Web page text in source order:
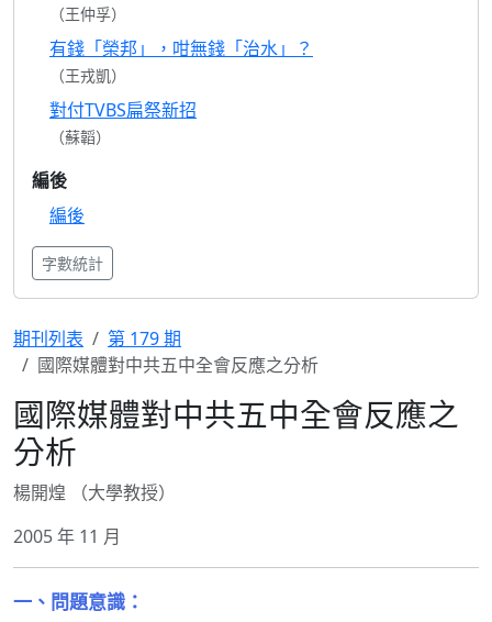
（王仲孚）
有錢「榮邦」，咁無錢「治水」？
（王戎凱）
對付TVBS扁祭新招
（蘇韜）
編後
編後
字數統計
期刊列表
第 179 期
國際媒體對中共五中全會反應之分析
國際媒體對中共五中全會反應之
分析
楊開煌 （大學教授）
2005 年 11 月
一、問題意識：